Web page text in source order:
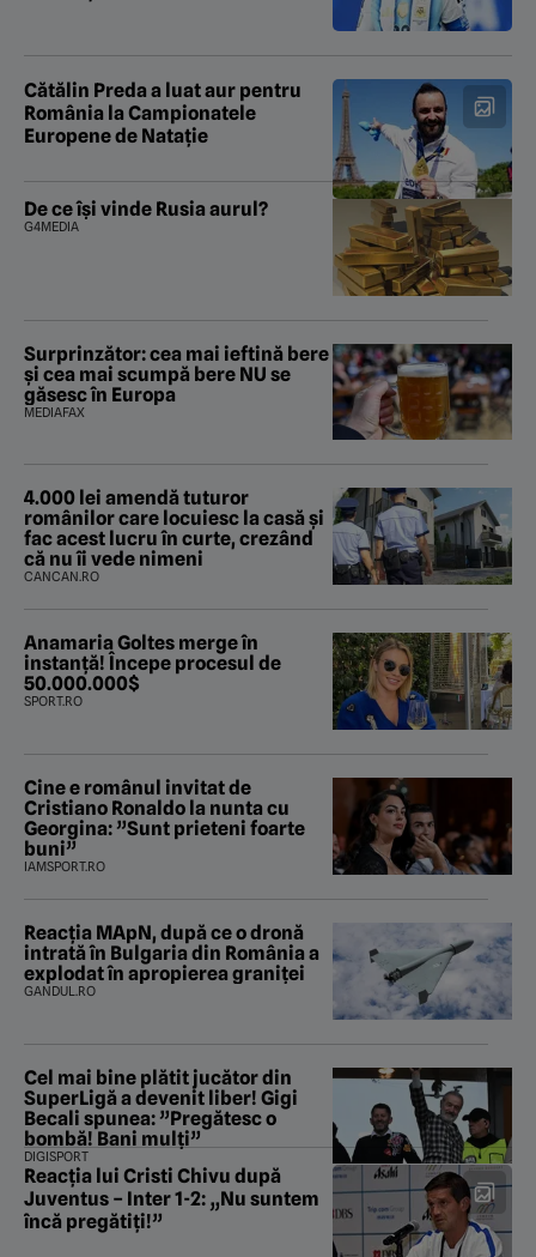
Cătălin Preda a luat aur pentru
România la Campionatele
Europene de Natație
De ce își vinde Rusia aurul?
G4MEDIA
Surprinzător: cea mai ieftină bere
și cea mai scumpă bere NU se
găsesc în Europa
MEDIAFAX
4.000 lei amendă tuturor
românilor care locuiesc la casă și
fac acest lucru în curte, crezând
că nu îi vede nimeni
CANCAN.RO
Anamaria Goltes merge în
instanță! Începe procesul de
50.000.000$
SPORT.RO
Cine e românul invitat de
Cristiano Ronaldo la nunta cu
Georgina: ”Sunt prieteni foarte
buni”
IAMSPORT.RO
Reacția MApN, după ce o dronă
intrată în Bulgaria din România a
explodat în apropierea graniței
GANDUL.RO
Cel mai bine plătit jucător din
SuperLigă a devenit liber! Gigi
Becali spunea: ”Pregătesc o
bombă! Bani mulți”
DIGISPORT
Reacția lui Cristi Chivu după
Juventus – Inter 1-2: „Nu suntem
încă pregătiți!”